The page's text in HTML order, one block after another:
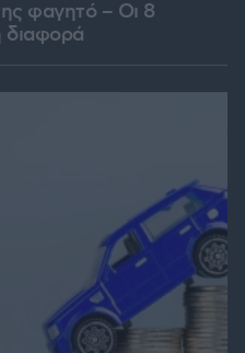
φαγητό – Οι 8
διαφορά